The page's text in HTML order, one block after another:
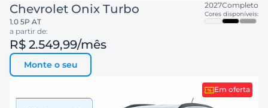
Chevrolet Onix Turbo
1.0 5P AT
2027Completo
Cores disponíveis:
a partir de:
R$ 2.549,99/mês
Monte o seu
Em oferta